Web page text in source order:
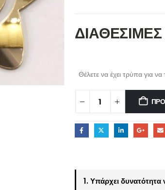
Θέλετε να έχει τρύπα για να
1. Υπάρχει